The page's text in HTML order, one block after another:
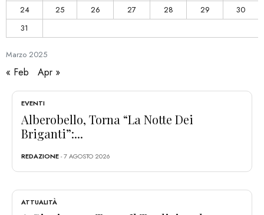
Marzo 2025
24
25 26 27 28 29
30
31
« Feb Apr »
EVENTI
Alberobello, Torna “La Notte Dei
Briganti”:...
REDAZIONE- 7 AGOSTO 2026
ATTUALITÀ